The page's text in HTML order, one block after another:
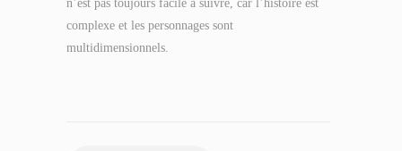
n’est pas toujours facile à suivre, car l’histoire est
complexe et les personnages sont
multidimensionnels.